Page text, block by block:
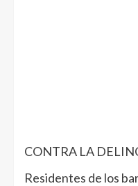
CONTRA LA
Residentes de los